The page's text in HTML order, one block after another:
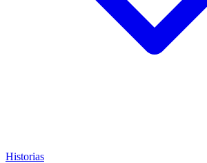
Historias